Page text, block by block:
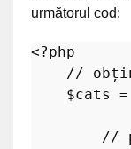
următorul cod:
<?php
//
$cats
=
//